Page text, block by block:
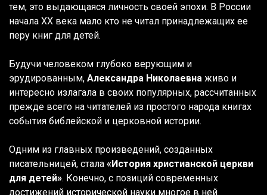
тем, это выдающаяся личность своей эпохи. В России
начала XX века мало кто не читал принадлежащих ее
перу книг для детей.
Будучи человеком глубоко верующим и
эрудированным, Александра Николаевна живо и
интересно излагала в своих популярных, рассчитанных
прежде всего на читателей из простого народа книгах
события библейской и церковной истории.
Одним из главных произведений, созданных
писательницей, стала «История христианской церкви
для детей». Конечно, с позиций современных
достижений исторической науки многое в ней